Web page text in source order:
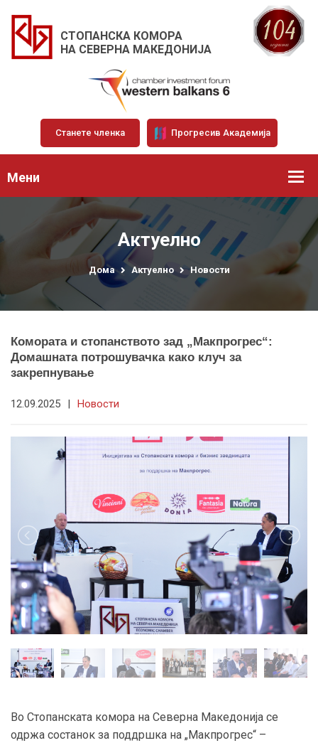
СТОПАНСКА КОМОРА
НА СЕВЕРНА МАКЕДОНИЈА
Станете членка Прогресив Академија
Мени
Актуелно
Дома Актуелно Новости
Комората и стопанството зад „Макпрогрес“:
Домашната потрошувачка како клуч за
закрепнување
12.09.2025 | Новости
Во Стопанската комора на Северна Македонија се
одржа состанок за поддршка на „Макпрогрес“ –